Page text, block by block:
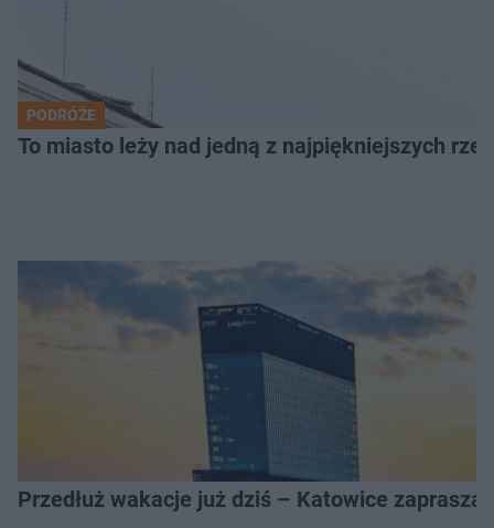
PODRÓŻE
To miasto leży nad jedną z najpiękniejszych
Przedłuż wakacje już dziś – Katowice